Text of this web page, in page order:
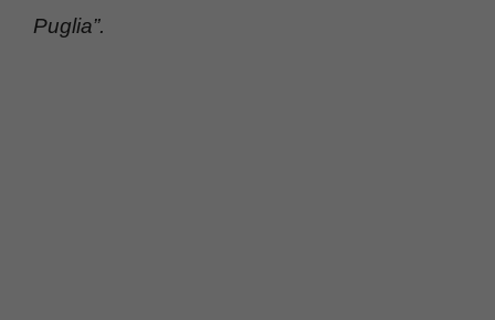
Puglia”.